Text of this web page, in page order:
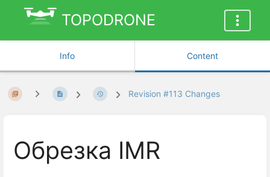
TOPODRONE
Info Content
Revision #113 Changes
Обрезка IMR